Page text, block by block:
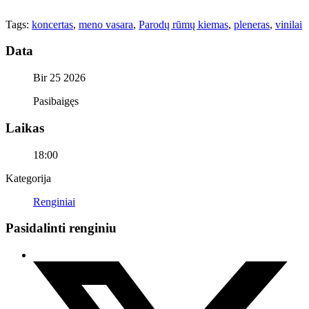
Tags: koncertas, meno vasara, Parodų rūmų kiemas, pleneras, vinilai
Data
Bir 25 2026
Pasibaigęs
Laikas
18:00
Kategorija
Renginiai
Pasidalinti renginiu